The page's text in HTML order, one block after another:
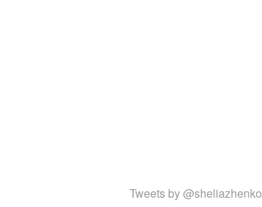
Tweets by @sheliazhenko